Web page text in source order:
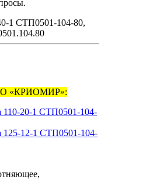
1 СТП0501-104-80,
«КРИОМИР»:
20-1 СТП0501-104-
125-12-1 СТП0501-104-